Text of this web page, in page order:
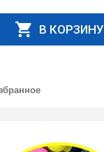
В КОРЗИНУ